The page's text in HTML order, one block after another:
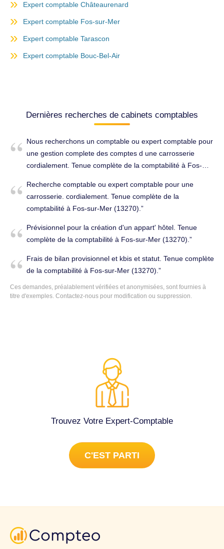
Expert comptable Châteaurenard
Expert comptable Fos-sur-Mer
Expert comptable Tarascon
Expert comptable Bouc-Bel-Air
Dernières recherches de cabinets comptables
Nous recherchons un comptable ou expert comptable pour
une gestion complete des comptes d une carrosserie
cordialement. Tenue complète de la comptabilité à Fos-
Recherche comptable ou expert comptable pour une
carrosserie. cordialement. Tenue complète de la
comptabilité à Fos-sur-Mer (13270).
Prévisionnel pour la création d'un appart' hôtel. Tenue
complète de la comptabilité à Fos-sur-Mer (13270).
Frais de bilan provisionnel et kbis et statut. Tenue complète
de la comptabilité à Fos-sur-Mer (13270).
Ces demandes, préalablement vérifiées et anonymisées, sont fournies à
titre d'exemples. Contactez-nous pour modification ou suppression.
Trouvez Votre Expert-Comptable
C'EST PARTI